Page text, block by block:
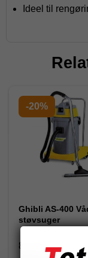
Ideel til
-20%
Ghibli AS-400 Våd/tør
støvsuger
80101202